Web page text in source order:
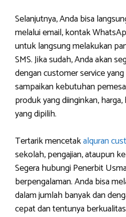
Selanjutnya, Anda bisa
melalui email, kontak
untuk langsung melakukan
SMS. Jika sudah, Anda akan
dengan customer service
sampaikan kebutuhan
produk yang diinginkan,
yang dipilih.
Tertarik mencetakalquran
sekolah, pengajian, ataupun
Segera hubungi Penerbit
berpengalaman. Anda bisa
dalam jumlah banyak dan
cepat dan tentunya